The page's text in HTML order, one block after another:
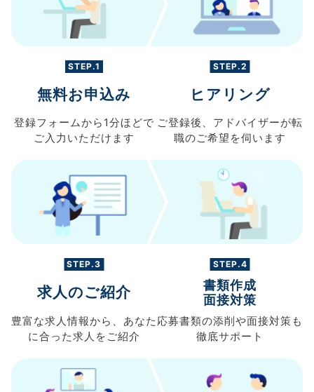
STEP.1
無料お申込み
登録フォームから 1分ほどで
ご入力 いただけます
STEP.2
ヒアリング
ご登録後、 アドバイザーが転
職のご希望を伺います
STEP.3
求人のご紹介
豊富な求人情報から、 あなた
に合った求人を ご紹介
STEP.4
書類作成
面接対策
応募書類の添削や面接対策も
徹底サポート